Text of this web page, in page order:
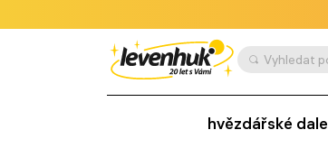
hvězdářské